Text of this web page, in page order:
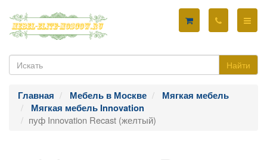
Найти
Главная Мебель в Москве
Мягкая мебель
Мягкая мебель Innovation
пуф Innovation Recast (желтый)